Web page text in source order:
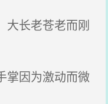
长老苍老而刚
掌因为激动而微